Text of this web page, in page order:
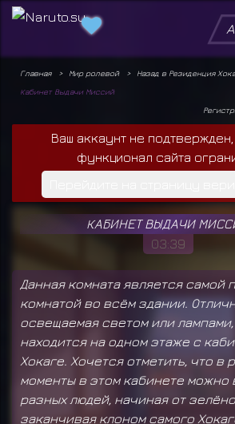
Главная Мир ролевой
Назад в Резиденция
Кабинет Выдачи Миссий
Ваш аккаунт не
функционал сайта
КАБИНЕТ ВЫДАЧИ
03:39
Данная комната является самой
комнатой во всём здании.
освещаемая светом или
находится на одном этаже с
Хокаге. Хочется отметить, что в
моменты в этом кабинете можно
разных людей, начиная от
заканчивая клоном самого